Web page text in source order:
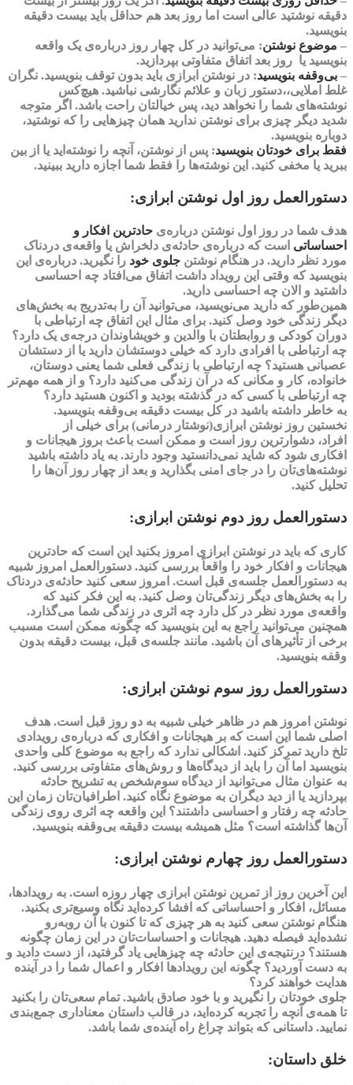
دقیقه نوشتید عالی است اما روز بعد هم حداقل باید بیست دقیقه
بنویسید.
– موضوع نوشتن: می‌توانید در کل چهار روز درباره‌ی یک واقعه
بنویسید یا روز بعد اتفاق متفاوتی بپردازید.
– بی‌وقفه بنویسید: در نوشتن ابرازی باید بدون توقف بنویسید‌. نگران
غلط املایی،،دستور زبان و علائم نگارشی نباشید. هیچ‌کس
نوشته‌های شما را نخواهد دید، پس خیالتان راحت باشد. اگر متوجه
شدید دیگر چیزی برای نوشتن ندارید همان چیزهایی را که نوشتید،
دوباره بنویسید.
فقط برای خودتان بنویسید: پس از نوشتن، آنچه را نوشته‌اید یا از بین
ببرید یا مخفی کنید. این نوشته‌ها را فقط شما اجازه دارید ببینید.
دستورالعمل روز اول نوشتن ابرازی:
هدف شما در روز اول نوشتن درباره‌ی حادترین افکار و
احساساتی است که درباره‌ی حادثه‌ی دلخراش یا واقعه‌ی دردناک
مورد نظر دارید. در هنگام نوشتن جلوی خود را نگیرید‌. درباره‌ی این
بنویسید که وقتی این رویداد داشت اتفاق می‌افتاد چه احساسی
داشتید و الان چه احساسی دارید.
همین‌طور که دارید می‌نویسید، می‌توانید آن را به‌تدریج به بخش‌های
دیگر زندگی خود وصل کنید. برای مثال این اتفاق چه ارتباطی با
دوران کودکی و روابطتان با والدین و خویشاوندان درجه‌ی یک دارد؟
چه ارتباطی با افرادی دارد که خیلی دوستشان دارید یا از دستشان
عصبانی هستید؟ چه ارتباطی با زندگی فعلی شما یعنی دوستان،
خانواده، کار و مکانی که در آن زندگی می‌کنید دارد؟ و از همه مهم‌تر
چه ارتباطی با کسی که در گذشته بودید و اکنون هستید دارد؟
به خاطر داشته باشید در کل بیست دقیقه بی‌وقفه بنویسید.
نخستین روز نوشتن ابرازی(نوشتار درمانی) برای خیلی از
افراد، دشوارترین روز
است و ممکن است باعث بروز هیجانات و
افکاری شود که شاید نمی‌دانستید وجود دارند. به یاد داشته باشید
نوشته‌های‌تان را در جای امنی بگذارید و بعد از چهار روز آن‌ها را
تحلیل کنید‌.
دستورالعمل روز دوم نوشتن ابرازی:
کاری که باید در نوشتن ابرازی امروز بکنید این است که حادترین
هیجانات و افکار خود را واقعاً بررسی کنید. دستورالعمل امروز شبیه
به دستورالعمل جلسه‌ی قبل است‌. امروز سعی کنید حادثه‌ی دردناک
را به بخش‌های دیگر زندگی‌تان وصل کنید. به این فکر کنید که
واقعه‌ی مورد نظر در کل دارد چه اثری در زندگی شما می‌گذارد.
همچنین می‌توانید راجع به این بنویسید که چگونه ممکن است مسبب
برخی از تأثیرهای آن باشید. مانند جلسه‌ی قبل، بیست دقیقه بدون
وقفه بنویسید‌.
دستورالعمل روز سوم نوشتن ابرازی:
نوشتن امروز هم در ظاهر خیلی شبیه به دو روز قبل است. هدف
اصلی شما این است که بر هیجانات و افکاری که درباره‌ی رویدادی
تلخ دارید تمرکز کنید. اشکالی ندارد که راجع به موضوع کلی واحدی
بنویسید اما آن را باید از دیدگاه‌ها و روش‌های متفاوتی بررسی کنید.
به عنوان مثال می‌توانید از دیدگاه سوم‌شخص به تشریح حادثه
بپردازید یا از دید دیگران به موضوع نگاه کنید. اطرافیان‌تان زمان این
حادثه چه رفتار و احساسی داشتند‌؟ این واقعه چه اثری روی زندگی
آن‌ها گذاشته است؟ مثل همیشه بیست دقیقه بی‌وقفه بنویسید.
دستورالعمل روز چهارم نوشتن ابرازی:
این آخرین روز از تمرین نوشتن ابرازی چهار روزه است. به رویدادها،
مسائل، افکار و احساساتی که افشا کرده‌اید نگاه وسیع‌تری بکنید.
هنگام نوشتن سعی کنید به هر چیزی که تا کنون با آن روبه‌رو
نشده‌اید فیصله دهید. هیجانات و احساسات‌تان در این زمان چگونه
هستند؟ درنتیجه‌ی این حادثه چه چیزهایی یاد گرفتید، از دست دادید و
به دست آوردید؟ چگونه این رویدادها افکار و اعمال شما را در آینده
هدایت خواهند کرد؟
جلوی خودتان را نگیرید و با خود صادق باشید. تمام سعی‌تان را بکنید
تا همه‌ی آنچه را تجربه کرده‌اید، در قالب داستان معناداری جمع‌بندی
نمایید. داستانی که بتواند چراغ راه آینده‌ی شما باشد.
خلق داستان: